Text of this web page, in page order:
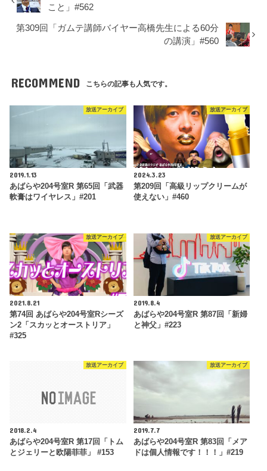
こと」#562
第309回「ガムテ講師バイヤー高橋先生による60分
の講演」#560
RECOMMEND こちらの記事も人気です。
放送アーカイブ
2019.1.13
あばらや204号室R 第65回「武器
軟膏はワイヤレス」#201
放送アーカイブ
2024.3.23
第209回「高級リップクリームが
使えない」#460
放送アーカイブ
2021.8.21
第74回 あばらや204号室Rシーズ
ン2「スカッとオーストリア」
#325
放送アーカイブ
2019.8.4
あばらや204号室R 第87回「新婦
と神父」#223
放送アーカイブ
2018.2.4
あばらや204号室R 第17回「トム
とジェリーと欧陽菲菲」 #153
放送アーカイブ
2019.7.7
あばらや204号室R 第83回「メア
ドは個人情報です！！！」#219